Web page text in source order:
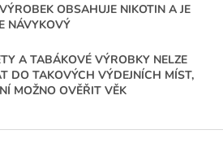
OBSAHUJE NIKOTIN A JE
NÁVYKOVÝ
A TABÁKOVÉ VÝROBKY NELZE
DO TAKOVÝCH VÝDEJNÍCH MÍST,
MOŽNO OVĚŘIT VĚK